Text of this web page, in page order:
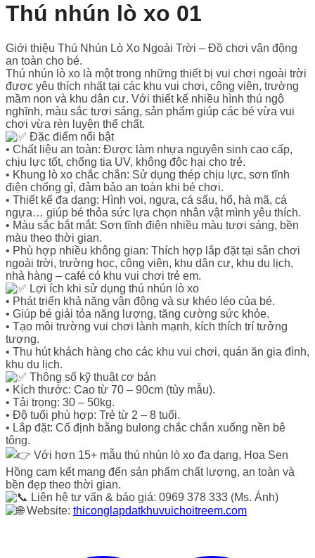
Thú nhún lò xo 01
Giới thiệu Thú Nhún Lò Xo Ngoài Trời – Đồ chơi vận động
an toàn cho bé.
Thú nhún lò xo là một trong những thiết bị vui chơi ngoài trời
được yêu thích nhất tại các khu vui chơi, công viên, trường
mầm non và khu dân cư. Với thiết kế nhiều hình thú ngộ
nghĩnh, màu sắc tươi sáng, sản phẩm giúp các bé vừa vui
chơi vừa rèn luyện thể chất.
Đặc điểm nổi bật
• Chất liệu an toàn: Được làm nhựa nguyên sinh cao cấp,
chịu lực tốt, chống tia UV, không độc hại cho trẻ.
• Khung lò xo chắc chắn: Sử dụng thép chịu lực, sơn tĩnh
điện chống gỉ, đảm bảo an toàn khi bé chơi.
• Thiết kế đa dạng: Hình voi, ngựa, cá sấu, hổ, hà mã, cá
ngựa… giúp bé thỏa sức lựa chọn nhân vật mình yêu thích.
• Màu sắc bắt mắt: Sơn tĩnh điện nhiều màu tươi sáng, bền
màu theo thời gian.
• Phù hợp nhiều không gian: Thích hợp lắp đặt tại sân chơi
ngoài trời, trường học, công viên, khu dân cư, khu du lịch,
nhà hàng – café có khu vui chơi trẻ em.
Lợi ích khi sử dụng thú nhún lò xo
• Phát triển khả năng vận động và sự khéo léo của bé.
• Giúp bé giải tỏa năng lượng, tăng cường sức khỏe.
• Tạo môi trường vui chơi lành mạnh, kích thích trí tưởng
tượng.
• Thu hút khách hàng cho các khu vui chơi, quán ăn gia đình,
khu du lịch.
Thông số kỹ thuật cơ bản
• Kích thước: Cao từ 70 – 90cm (tùy mẫu).
• Tải trọng: 30 – 50kg.
• Độ tuổi phù hợp: Trẻ từ 2 – 8 tuổi.
• Lắp đặt: Cố định bằng bulong chắc chắn xuống nền bê
tông.
Với hơn 15+ mẫu thú nhún lò xo đa dạng, Hoa Sen
Hồng cam kết mang đến sản phẩm chất lượng, an toàn và
bền đẹp theo thời gian.
Liên hệ tư vấn & báo giá: 0969 378 333 (Ms. Ánh)
Website: thiconglapdatkhuvuichoitreem.com